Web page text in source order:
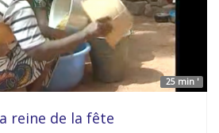
25 min '
reine de la fête